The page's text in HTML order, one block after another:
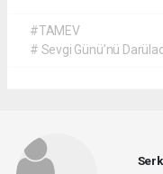
#TAMEV
# Sevgi Günü’nü